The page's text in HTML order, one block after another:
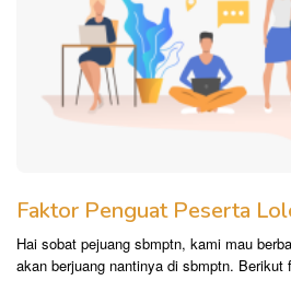
Faktor Penguat Peserta
Hai sobat pejuang sbmptn, kami mau
akan berjuang nantinya di sbmptn.